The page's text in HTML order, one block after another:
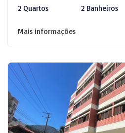
2 Quartos 2 Banheiros
Mais informações